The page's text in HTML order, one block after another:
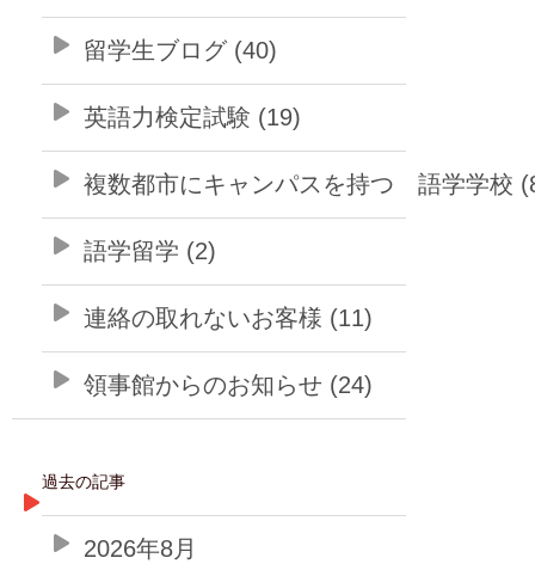
留学生ブログ (40)
英語力検定試験 (19)
複数都市にキャンパスを持つ 語学学校
語学留学 (2)
連絡の取れないお客様 (11)
領事館からのお知らせ (24)
過去の記事
2026年8月